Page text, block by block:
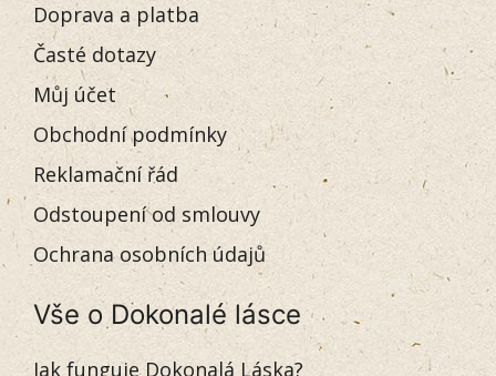
Doprava a platba
Časté dotazy
Můj účet
Obchodní podmínky
Reklamační řád
Odstoupení od smlouvy
Ochrana osobních údajů
Vše o Dokonalé lásce
Jak funguje Dokonalá Láska?